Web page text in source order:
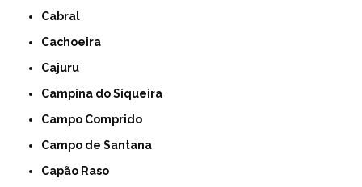
Cabral
Cachoeira
Cajuru
Campina do Siqueira
Campo Comprido
Campo de Santana
Capão Raso